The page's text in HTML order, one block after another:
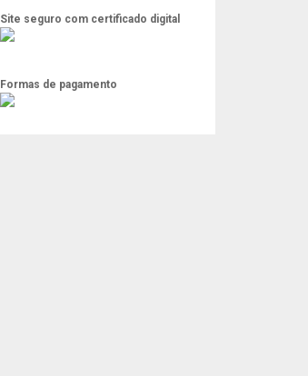
Site seguro com certificado digital
Formas de pagamento